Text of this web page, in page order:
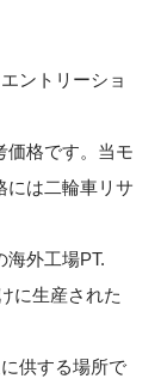
ントリーショ
格です。当モ
には二輪車リサ
外工場PT.
に生産された
供する場所で